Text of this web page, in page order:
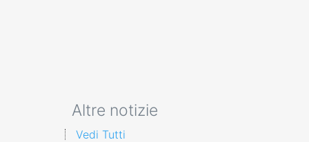
Altre notizie
Vedi Tutti